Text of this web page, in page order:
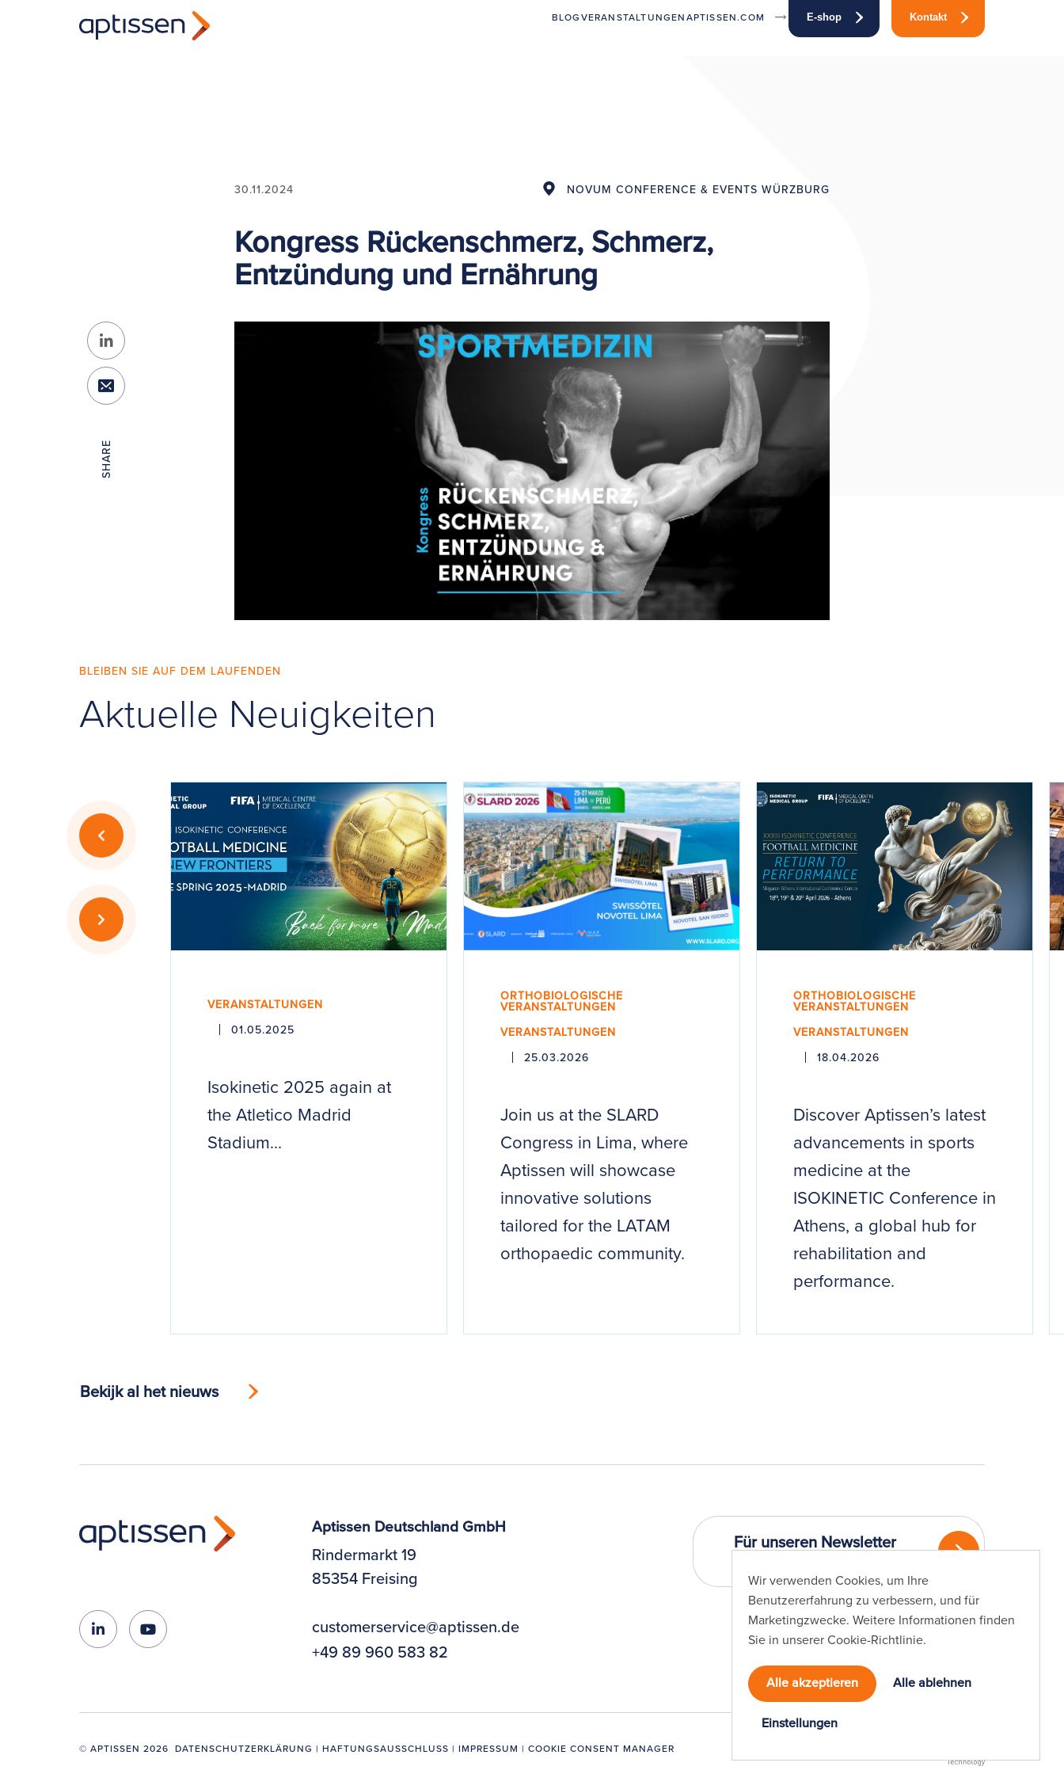
BLOGVERANSTALTUNGENAPTISSEN.COM E-shop Kontakt
30.11.2024 NOVUM CONFERENCE & EVENTS WÜRZBURG
Kongress Rückenschmerz, Schmerz,
Entzündung und Ernährung
SHARE
BLEIBEN SIE AUF DEM LAUFENDEN
Aktuelle Neuigkeiten
VERANSTALTUNGEN
01.05.2025
Isokinetic 2025 again at
the Atletico Madrid
Stadium...
ORTHOBIOLOGISCHE
VERANSTALTUNGEN
VERANSTALTUNGEN
25.03.2026
Join us at the SLARD
Congress in Lima, where
Aptissen will showcase
innovative solutions
tailored for the LATAM
orthopaedic community.
ORTHOBIOLOGISCHE
VERANSTALTUNGEN
VERANSTALTUNGEN
18.04.2026
Discover Aptissen’s latest
advancements in sports
medicine at the
ISOKINETIC Conference in
Athens, a global hub for
rehabilitation and
performance.
Bekijk al het nieuws
Aptissen Deutschland GmbH
Rindermarkt 19
85354 Freising
customerservice@aptissen.de
+49 89 960 583 82
Für unseren Newsletter
© APTISSEN 2026 DATENSCHUTZERKLÄRUNG | HAFTUNGSAUSSCHLUSS | IMPRESSUM | COOKIE CONSENT MANAGER
Wir verwenden Cookies, um Ihre
Benutzererfahrung zu verbessern, und für
Marketingzwecke. Weitere Informationen finden
Sie in unsererCookie-Richtlinie.
Alle akzeptieren Alle ablehnen
Einstellungen